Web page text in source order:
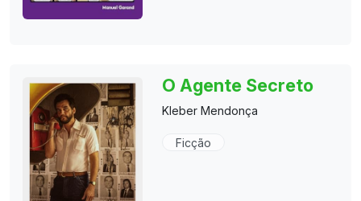
O Agente Secreto
Kleber Mendonça
Ficção